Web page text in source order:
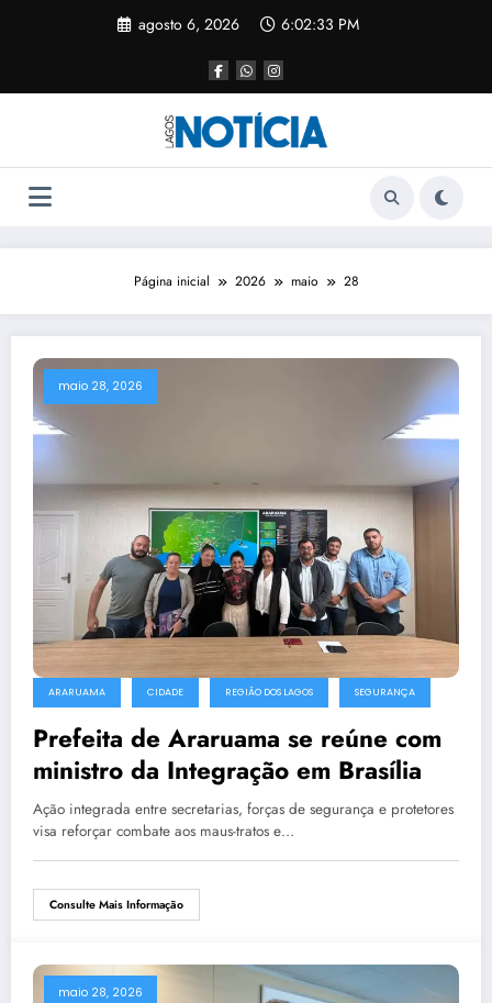
agosto 6, 2026 6:02:34 PM
Página inicial 2026 maio 28
maio 28, 2026
ARARUAMA CIDADE REGIÃO DOS LAGOS SEGURANÇA
Prefeita de Araruama se reúne com
ministro da Integração em Brasília
Ação integrada entre secretarias, forças de segurança e protetores
visa reforçar combate aos maus-tratos e…
Consulte Mais Informação
maio 28, 2026